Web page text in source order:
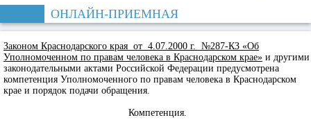
ОНЛАЙН-ПРИЕМНАЯ
Законом Краснодарского края от 4.07.2000 г. №287-КЗ «Об
Уполномоченном по правам человека в Краснодарском крае» и другими
законодательными актами Российской Федерации предусмотрена
компетенция Уполномоченного по правам человека в Краснодарском
крае и порядок подачи обращения.
Компетенция.